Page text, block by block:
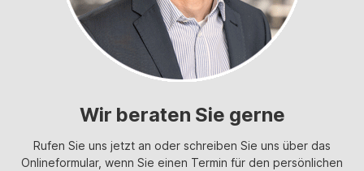
Wir beraten Sie gerne
Rufen Sie uns jetzt an oder schreiben Sie uns über das
Onlineformular, wenn Sie einen Termin für den persönlichen